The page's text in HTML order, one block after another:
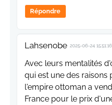
Répondre
Lahsenobe 2025-06-24 15:51:16
Avec leurs mentalités
qui est une des raisons
l'empire ottoman a
France pour le prix